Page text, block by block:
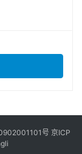
号 京ICP